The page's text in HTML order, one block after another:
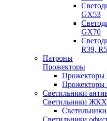
GX53
GX70
R39,
Патроны
Прожекторы
Прожекторы
Прожекторы
Светильники
Светильники
Светильники